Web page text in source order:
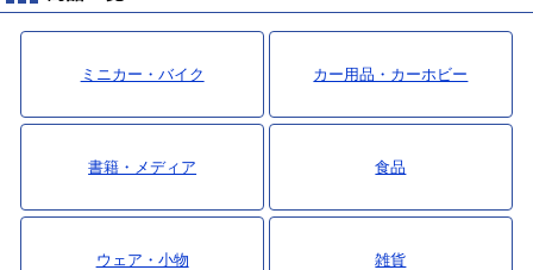
検索
ミニカー・バイク カー用品・カーホビー
書籍・メディア 食品
ウェア・小物 雑貨